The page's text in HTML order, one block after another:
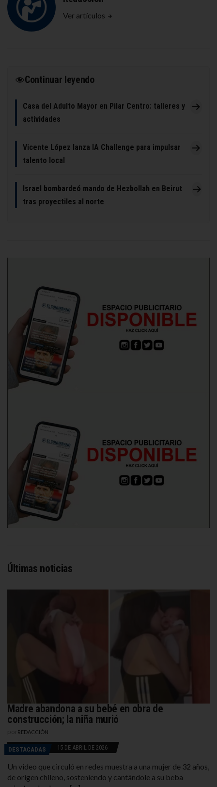
Ver artículos
Continuar leyendo
Casa del Adulto Mayor en Pilar Centro: talleres y
actividades
Vicente López lanza IA Challenge para impulsar
talento local
Israel bombardeó mando de Hezbollah en Beirut
tras proyectiles al norte
Últimas noticias
Madre abandona a su bebé en obra de
construcción; la niña murió
REDACCIÓN
DESTACADAS 15 DE ABRIL DE 2026
Un video que circuló en redes muestra a una mujer de 32 años,
de origen chileno, sosteniendo y cantándole a su beba